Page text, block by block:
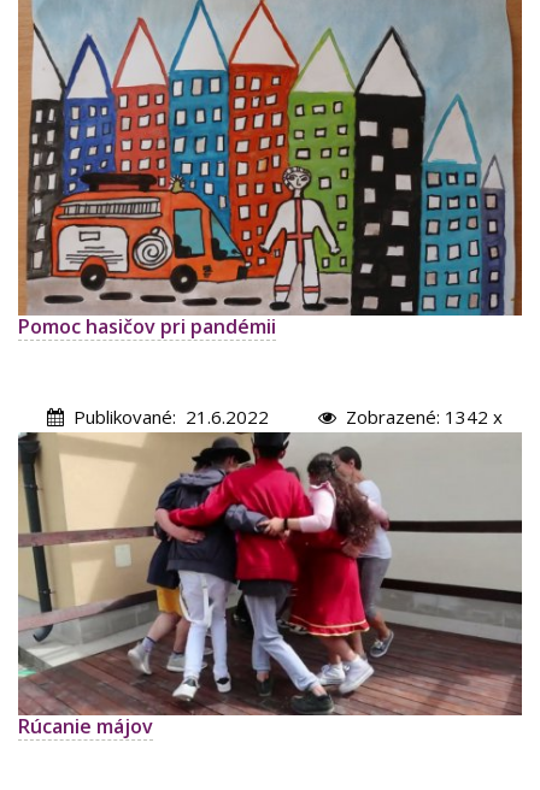
Pomoc hasičov pri pandémii
Publikované: 21.6.2022 Zobrazené: 1342 x
Rúcanie májov